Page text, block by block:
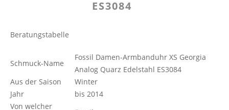
ES3084
Beratungstabelle
Schmuck-Name
Fossil Damen-Armbanduhr XS Georgia
Analog Quarz Edelstahl ES3084
Aus der Saison
Winter
Jahr
bis 2014
Von welcher